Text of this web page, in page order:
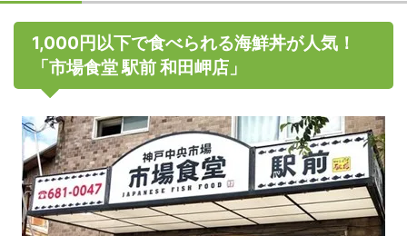
1,000円以下で食べられる海鮮丼が人気！
「市場食堂 駅前 和田岬店」